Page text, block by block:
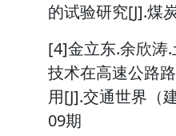
的试验研究[J].煤
[4]金立东.余欣涛
技术在高速公路
用[J].交通世界（
09期